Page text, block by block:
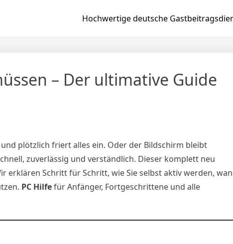
Hochwertige deutsche
– Der ultimative Guide
plötzlich friert alles ein. Oder der Bildschirm bleibt
zuverlässig und verständlich. Dieser komplett neu
erklären Schritt für Schritt, wie Sie selbst aktiv werden,
PC Hilfefür Anfänger, Fortgeschrittene und alle